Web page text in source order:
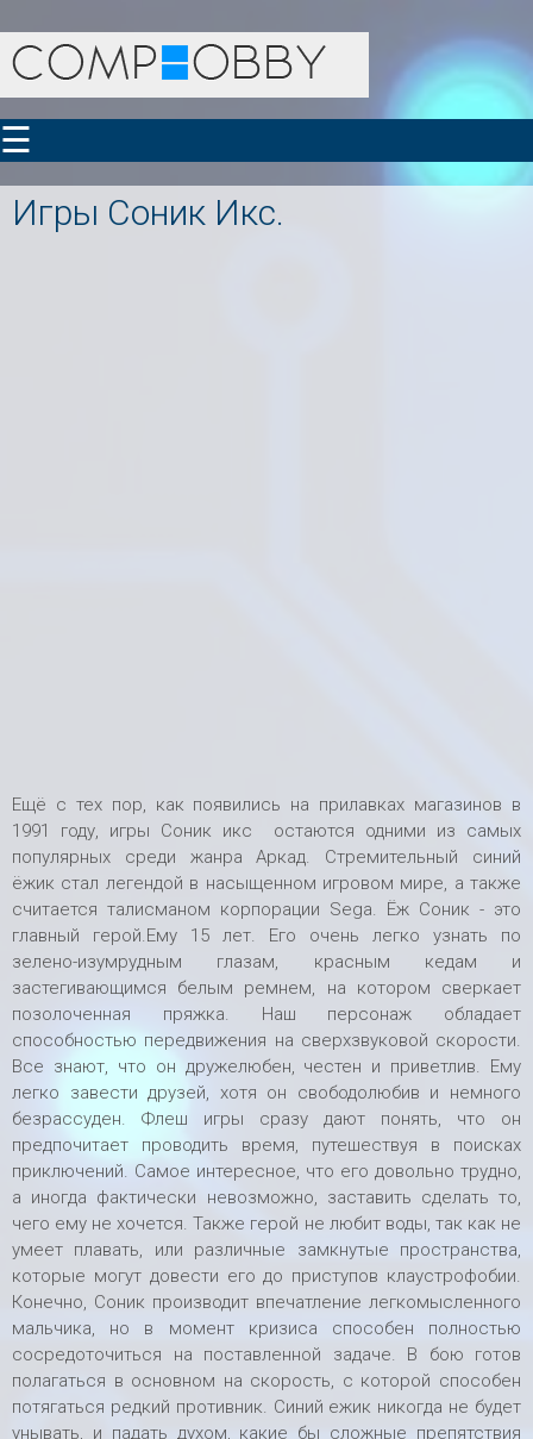
☰
Игры Соник Икс.
Ещё с тех пор, как появились на прилавках магазинов в
1991 году, игры Соник икс остаются одними из самых
популярных среди жанра Аркад. Стремительный синий
ёжик стал легендой в насыщенном игровом мире, а также
считается талисманом корпорации Sega. Ёж Соник - это
главный герой.Ему 15 лет. Его очень легко узнать по
зелено-изумрудным глазам, красным кедам и
застегивающимся белым ремнем, на котором сверкает
позолоченная пряжка. Наш персонаж обладает
способностью передвижения на сверхзвуковой скорости.
Все знают, что он дружелюбен, честен и приветлив. Ему
легко завести друзей, хотя он свободолюбив и немного
безрассуден. Флеш игры сразу дают понять, что он
предпочитает проводить время, путешествуя в поисках
приключений. Самое интересное, что его довольно трудно,
а иногда фактически невозможно, заставить сделать то,
чего ему не хочется. Также герой не любит воды, так как не
умеет плавать, или различные замкнутые пространства,
которые могут довести его до приступов клаустрофобии.
Конечно, Соник производит впечатление легкомысленного
мальчика, но в момент кризиса способен полностью
сосредоточиться на поставленной задаче. В бою готов
полагаться в основном на скорость, с которой способен
потягаться редкий противник. Синий ежик никогда не будет
унывать, и падать духом, какие бы сложные препятствия